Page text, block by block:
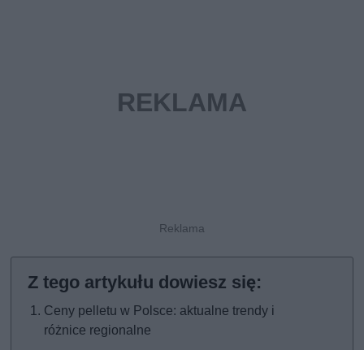
Ceny pelletu w Polsce: aktualne trendy i
różnice regionalne